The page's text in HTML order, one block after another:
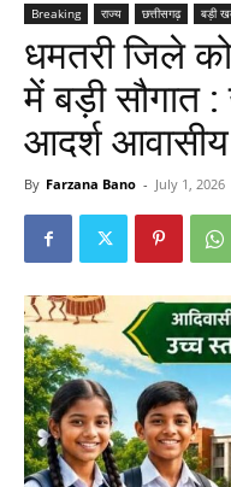
Breaking राज्य छत्तीसगढ़ बड़ी
धमतरी जिले को
में बड़ी सौगात
आदर्श आवासीय
By Farzana Bano - July 1, 2026